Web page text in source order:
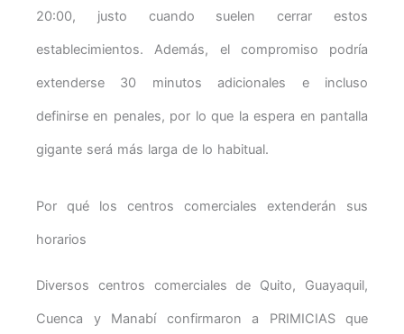
20:00, justo cuando suelen cerrar estos
establecimientos. Además, el compromiso podría
extenderse 30 minutos adicionales e incluso
definirse en penales, por lo que la espera en pantalla
gigante será más larga de lo habitual.
Por qué los centros comerciales extenderán sus
horarios
Diversos centros comerciales de Quito, Guayaquil,
Cuenca y Manabí confirmaron a PRIMICIAS que